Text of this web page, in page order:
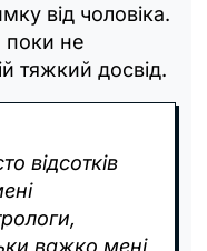
від чоловіка.
поки не
тяжкий досвід.
відсотків
важко мені